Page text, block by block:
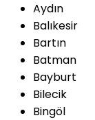
Aydın
Balıkesir
Bartın
Batman
Bayburt
Bilecik
Bingöl